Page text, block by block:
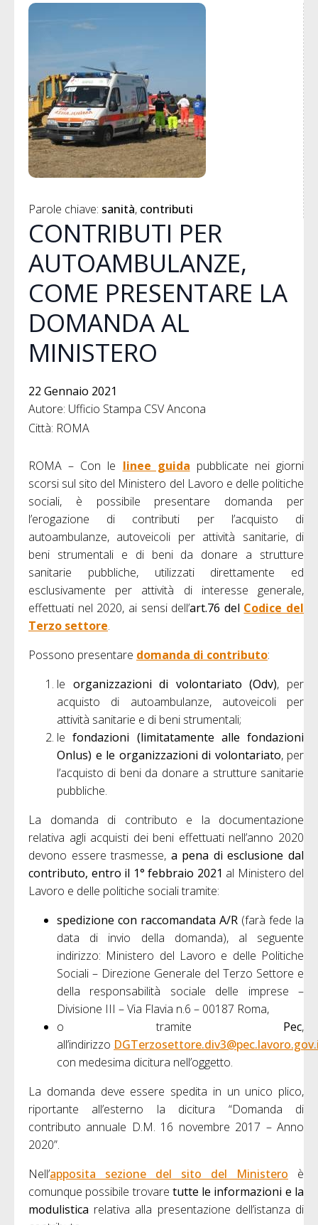
Parole chiave: sanità contributi
CONTRIBUTI PER
AUTOAMBULANZE,
COME PRESENTARE LA
DOMANDA AL
MINISTERO
22 Gennaio 2021
Autore: Ufficio Stampa CSV Ancona
Città: ROMA
ROMA – Con le linee guida pubblicate nei giorni
scorsi sul sito del Ministero del Lavoro e delle politiche
sociali, è possibile presentare domanda per
l’erogazione di contributi per l’acquisto di
autoambulanze, autoveicoli per attività sanitarie, di
beni strumentali e di beni da donare a strutture
sanitarie pubbliche, utilizzati direttamente ed
esclusivamente per attività di interesse generale,
effettuati nel 2020, ai sensi dell’art.76 del Codice del
Terzo settore.
Possono presentare domanda di contributo:
le organizzazioni di volontariato (Odv), per
acquisto di autoambulanze, autoveicoli per
attività sanitarie e di beni strumentali;
lefondazioni (limitatamente alle fondazioni
Onlus) e le organizzazioni di volontariato, per
l’acquisto di beni da donare a strutture sanitarie
pubbliche.
La domanda di contributo e la documentazione
relativa agli acquisti dei beni effettuati nell’anno 2020
devono essere trasmesse, a pena di esclusione dal
contributo, entro il 1° febbraio 2021 al Ministero del
Lavoro e delle politiche sociali tramite:
spedizione con raccomandata A/R (farà fede la
data di invio della domanda), al seguente
indirizzo: Ministero del Lavoro e delle Politiche
Sociali – Direzione Generale del Terzo Settore e
della responsabilità sociale delle imprese –
Divisione III – Via Flavia n.6 – 00187 Roma,
o tramite Pec,
all’indirizzo
con medesima dicitura nell’oggetto.
La domanda deve essere spedita in un unico plico,
riportante all’esterno la dicitura “Domanda di
contributo annuale D.M. 16 novembre 2017 – Anno
2020”.
Nell’apposita sezione del sito del Ministero è
comunque possibile trovare tutte le informazioni e la
modulistica relativa alla presentazione dell’istanza di